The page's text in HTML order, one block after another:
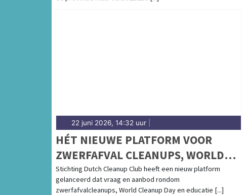
22 juni 2026, 14:32 uur
HÉT NIEUWE PLATFORM VOOR
ZWERFAFVAL CLEANUPS, WORLD
CLEANUP DAY EN EDUCATIE:
DUTCH CLEANUP CLUB
Stichting Dutch Cleanup Club heeft een nieuw platform
gelanceerd dat vraag en aanbod rondom
zwerfafvalcleanups, World Cleanup Day en educatie [...]